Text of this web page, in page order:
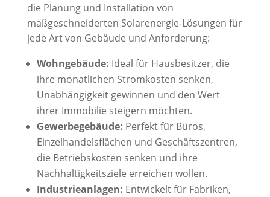
die Planung und Installation von
maßgeschneiderten Solarenergie-Lösungen für
jede Art von Gebäude und Anforderung:
Wohngebäude: Ideal für Hausbesitzer, die
ihre monatlichen Stromkosten senken,
Unabhängigkeit gewinnen und den Wert
ihrer Immobilie steigern möchten.
Gewerbegebäude: Perfekt für Büros,
Einzelhandelsflächen und Geschäftszentren,
die Betriebskosten senken und ihre
Nachhaltigkeitsziele erreichen wollen.
Industrieanlagen: Entwickelt für Fabriken,